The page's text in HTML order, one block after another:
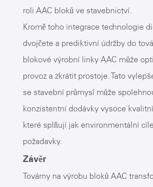
roli AAC bloků ve stavebnictví.
Kromě toho integrace technologie
dvojčete a prediktivní údržby do
blokové výrobní linky AAC může
provoz a zkrátit prostoje. Tato
se stavební průmysl může
konzistentní dodávky vysoce
které splňují jak environmentální
požadavky.
Závěr
Továrny na výrobu bloků AAC